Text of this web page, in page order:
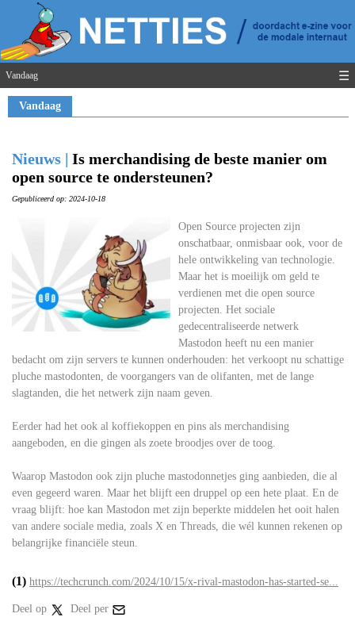
Vandaag ☰
Vandaag
Nieuws | Is merchandising de beste manier om
open source te ondersteunen?
Gepubliceerd op: 2024-10-18
Open Source projecten zijn
onschatbaar, onmisbaar ook, voor de
hele ontwikkeling van technologie.
Maar het is moeilijk om geld te
verdienen met die open source
projecten. Het sociale
gedecentraliseerde netwerk
Mastodon heeft nu een manier
bedacht om zijn servers te kunnen onderhouden: het verkoopt nu schattige
pluche mastodonten, de voorgangers van de olifanten, met de lange
slagtanden, die het netwerk zijn naam geven.
Eerder had het ook al koffiekoppen en pins als merchandising
aangeboden, en die gingen als zoete broodjes over de toog.
Waarop Mastodon ook zijn pluche mastodonnetjes ging aanbieden, die al
even gegeerd waren. Maar het blijft een druppel op een hete plaat. En de
vraag blijft: hoe kan Mastodon met zijn beperkte middelen het ooit halen
van andere sociale media, zoals X en Threads, die wél kunnen rekenen op
belangrijke financiële steun.
(1) https://techcrunch.com/2024/10/15/x-rival-mastodon-has-started-se...
Deel op Deel per